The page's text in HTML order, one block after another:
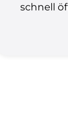
schnell